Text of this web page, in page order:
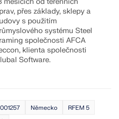
přes základy, sklepy a
s použitím
systému Steel
společnosti AFCA
klienta společnosti
Software.
001257 Německo RFEM 5